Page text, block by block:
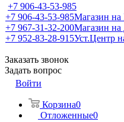
+7 906-43-53-985
+7 906-43-53-985Магазин на
+7 967-31-32-200Магазин на
+7 952-83-28-915Уст.Центр
Заказать звонок
Задать вопрос
Войти
Корзина0
Отложенные0